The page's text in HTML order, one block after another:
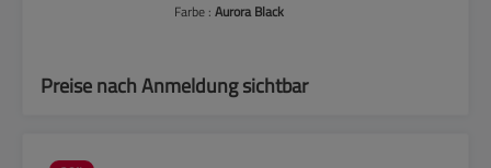
Farbe : Aurora Black
Preise nach Anmeldung sichtbar